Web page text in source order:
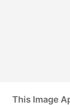
This Image